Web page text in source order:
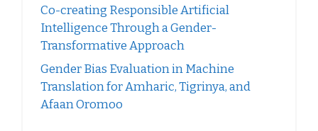
Co-creating Responsible Artificial
Intelligence Through a Gender-
Transformative Approach
Gender Bias Evaluation in Machine
Translation for Amharic, Tigrinya, and
Afaan Oromoo